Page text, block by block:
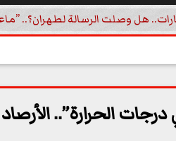
هل وصلت الرسالة لطهران؟..
درجات الحرارة”..